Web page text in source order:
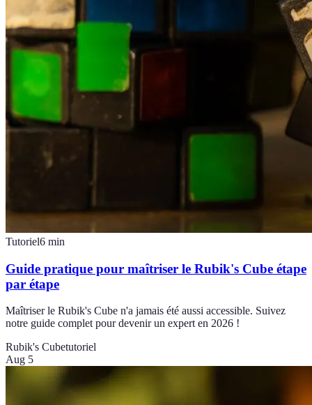
Tutoriel6 min
Guide pratique pour maîtriser le Rubik's Cube étape
par étape
Maîtriser le Rubik's Cube n'a jamais été aussi accessible. Suivez
notre guide complet pour devenir un expert en 2026 !
Rubik's Cubetutoriel
Aug 5